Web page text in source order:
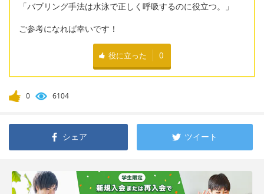
「バブリング手法は水泳で正しく呼吸するのに役立つ。」
ご参考になれば幸いです！
役に立った 0
0 6104
シェア ツイート